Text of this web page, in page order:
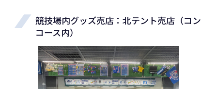
競技場内グッズ売店：北テント売店（コン
コース内）